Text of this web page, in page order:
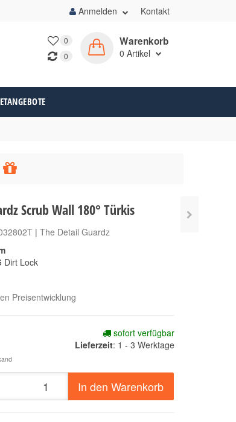
Anmelden Kontakt
0
0
Warenkorb
0 Artikel
Scrub Wall 180° Türkis
|The Detail Guardz
Dirt Lock
Preisentwicklung
sofort verfügbar
Lieferzeit: 1 - 3 Werktage
In den Warenkorb